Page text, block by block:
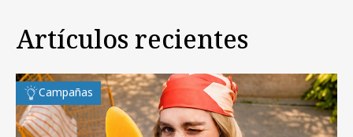
Artículos recientes
Campañas